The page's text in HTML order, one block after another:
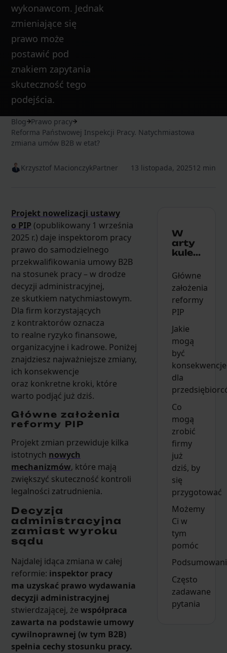
wykonawcom. Jednak
zmieniające się
prawo może
postawić pod
znakiem zapytania
skuteczność tego
podejścia.
Blog
Prawo pracy
Reforma Państwowej Inspekcji Pracy. Natychmiastowa
zmiana umów B2B w etat?
Krzysztof MacionczykPartner 13 listopada, 202512 min
Projekt nowelizacji ustawy
o PIP (opublikowany 1 września
2025 r.) daje inspektorom pracy
prawo do samodzielnego
przekwalifikowania umowy B2B
na stosunek pracy – w drodze
decyzji administracyjnej,
ze skutkiem natychmiastowym.
Dla firm korzystających
z kontraktorów oznacza
to realne ryzyko finansowe,
organizacyjne i kadrowe. Poniżej
znajdziesz najważniejsze zmiany,
ich konsekwencje
oraz konkretne kroki, które
warto podjąć już dziś.
Główne założenia
reformy PIP
Projekt zmian przewiduje kilka
istotnych nowych
mechanizmów, które mają
zwiększyć skuteczność kontroli
legalności zatrudnienia.
Decyzja
administracyjna
zamiast wyroku
sądu
Najdalej idąca zmiana w całej
reformie: inspektor pracy
ma uzyskać prawo wydawania
decyzji administracyjnej
stwierdzającej, że współpraca
zawarta na podstawie umowy
cywilnoprawnej (w tym B2B)
spełnia cechy stosunku pracy.
W
arty
kule...
Główne
założenia
reformy
PIP
Jakie
mogą
być
konsekwencje
dla
Co
mogą
zrobić
firmy
już
dziś, by
się
przygotować
Możemy
Ci w
tym
pomóc
Często
zadawane
pytania